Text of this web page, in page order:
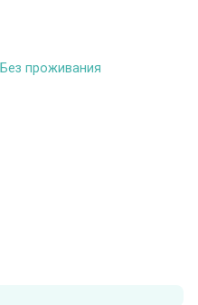
Без проживания